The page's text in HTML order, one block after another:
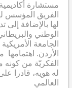
مستشارة
الفريق المؤسس
لها بالإضافة إلى
الوطني
الجامعة
الأردن.
الفكريّة من كونه
له هويه، قادرا
العالمي